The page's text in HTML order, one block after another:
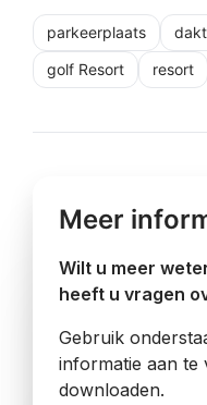
parkeerplaats
golf Resort
resort
Meer
Wilt u meer
heeft u vragen
Gebruik
informatie aan
downloaden.